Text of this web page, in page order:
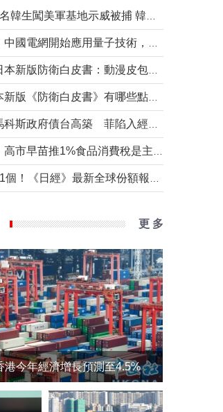
更 多
港今年經濟增長預測至4.5%